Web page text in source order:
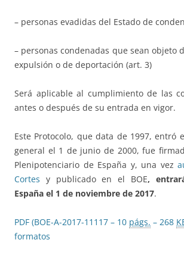
– personas evadidas del Estado de
– personas condenadas que sean objeto
expulsión o de deportación (art. 3)
Será aplicable al cumplimiento de las
antes o después de su entrada en vigor.
Este Protocolo, que data de 1997, entró
general el 1 de junio de 2000, fue
Plenipotenciario de España y, una vez
Cortes y publicado en el BOE,
España el 1 de noviembre de 2017.
PDF (BOE-A-2017-11117 – 10 págs. – 268
formatos